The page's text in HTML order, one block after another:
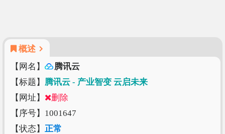
概述
【网名】
腾讯云
【标题】 腾讯云 - 产业智变 云启未来
【网址】
删除
【序号】1001647
【状态】 正常